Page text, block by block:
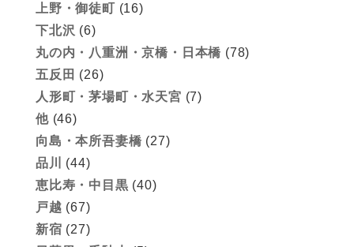
上野・御徒町 (16)
下北沢 (6)
丸の内・八重洲・京橋・日本橋 (78)
五反田 (26)
人形町・茅場町・水天宮 (7)
他(46)
向島・本所吾妻橋 (27)
品川
(44)
恵比寿・中目黒 (40)
戸越 (67)
新宿 (27)